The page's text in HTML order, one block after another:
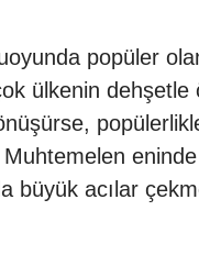
popüler
ülkenin
Muhtemelen
büyük acılar